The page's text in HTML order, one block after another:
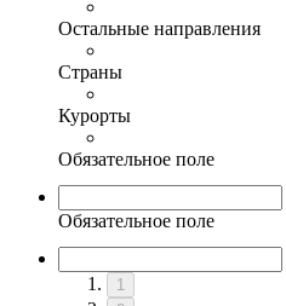
Остальные направления
Страны
Курорты
Обязательное поле
Обязательное поле
1